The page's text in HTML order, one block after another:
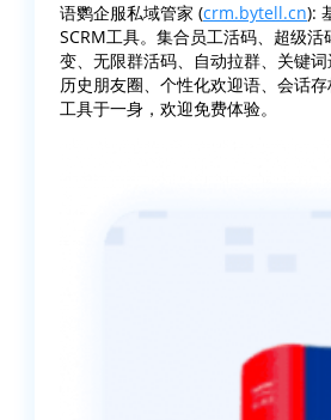
语鹦企服私域管家 (crm.bytell.cn):
SCRM工具。集合员工活码、超级
变、无限群活码、自动拉群、关键词
历史朋友圈、个性化欢迎语、会话
工具于一身，欢迎免费体验。